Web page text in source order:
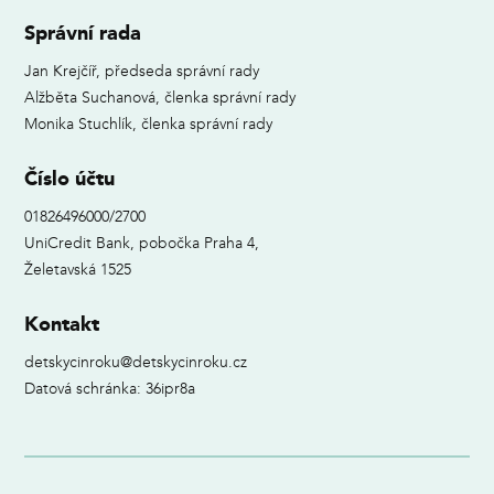
Správní rada
Jan Krejčíř, předseda správní rady
Alžběta Suchanová, členka správní rady
Monika Stuchlík, členka správní rady
Číslo účtu
01826496000/2700
UniCredit Bank, pobočka Praha 4,
Želetavská 1525
Kontakt
detskycinroku@detskycinroku.cz
Datová schránka: 36ipr8a